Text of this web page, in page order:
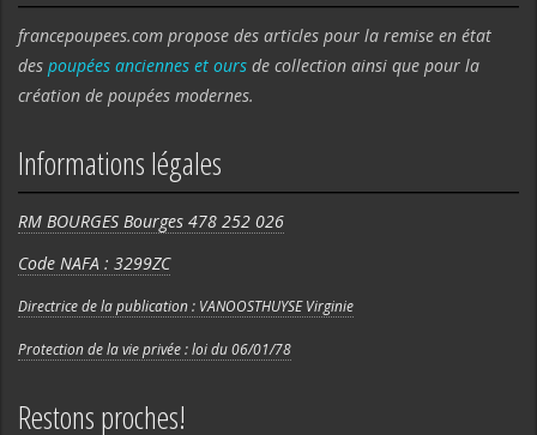
francepoupees.com propose des articles pour la remise en état
des poupées anciennes et ours de collection ainsi que pour la
création de poupées modernes.
Informations légales
RM BOURGES Bourges 478 252 026
Code NAFA : 3299ZC
Directrice de la publication : VANOOSTHUYSE Virginie
Protection de la vie privée : loi du 06/01/78
Restons proches!